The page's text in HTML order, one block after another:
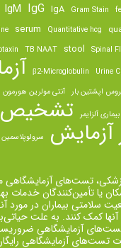
Gram Stain
IgA
IgG
IgM
Quantitative hcg
serum
Spinal
stool
TB NAAT
Urine
β2-Microglobulin
اپشتین بار آنتی مولرین هورمون
بیماری آلزایمر
آزمایش سرولوپلاسمین
تست‌های آزمایشگاهی
یا تأمین‌کنندگان خدمات
سلامتی بیماران در مورد
‌آنها کمک کنند. به علت
آزمایشگاهی
تست‌های آزمایشگاهی